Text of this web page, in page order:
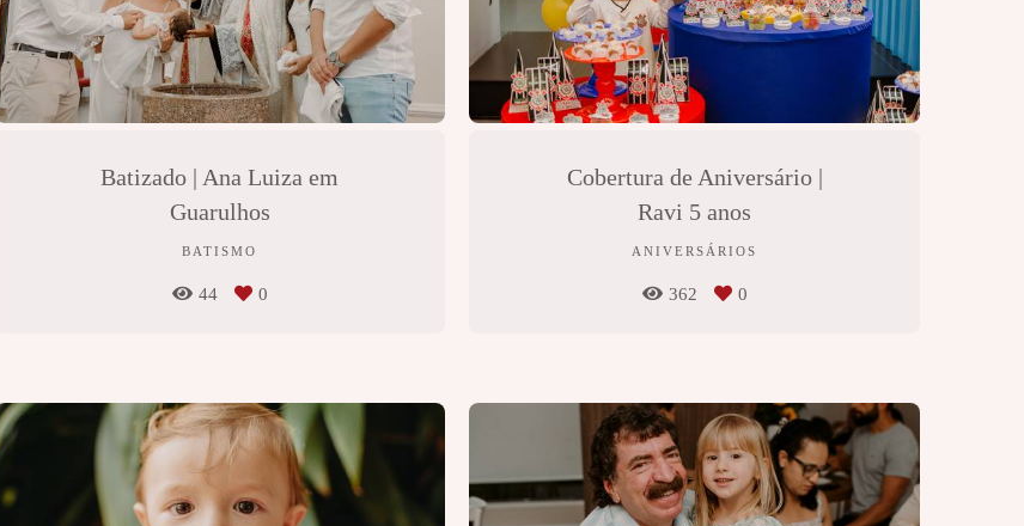
Batizado | Ana Luiza em
Guarulhos
BATISMO
44 0
Cobertura de Aniversário |
Ravi 5 anos
ANIVERSÁRIOS
362 0